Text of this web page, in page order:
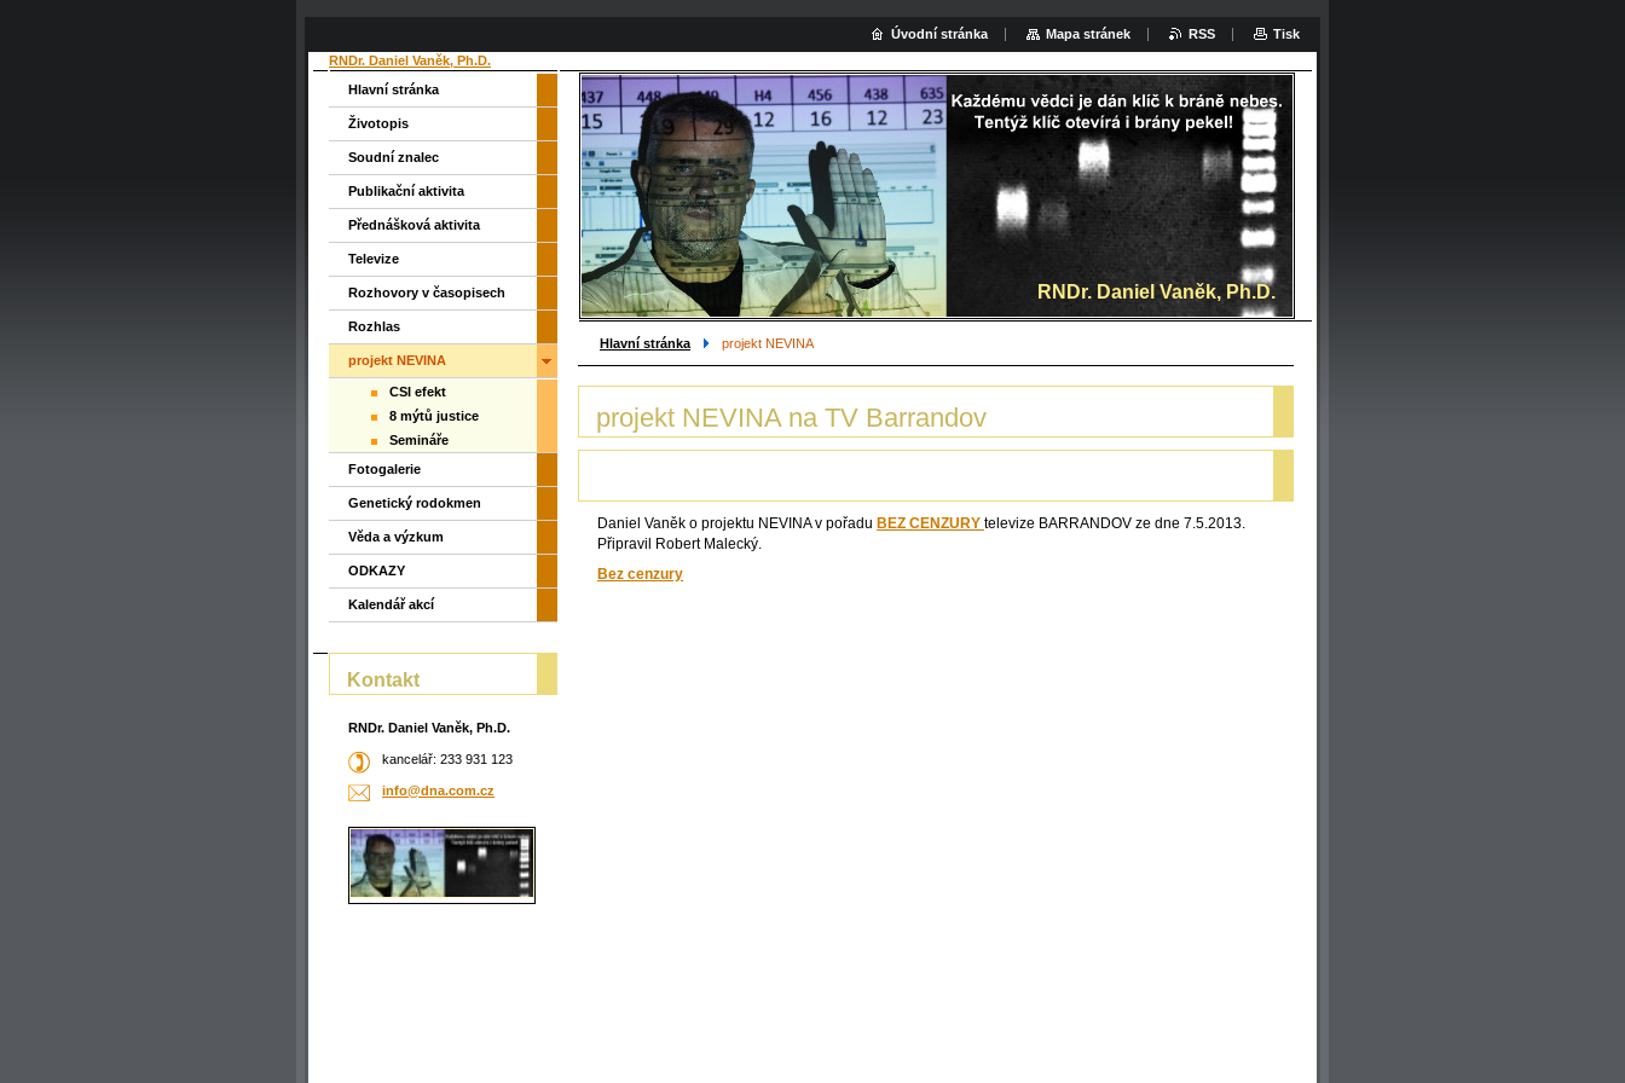
RNDr. Daniel Vaněk, Ph.D.
Hledat:
RNDr. Daniel Vaněk, Ph.D.
Hlavní stránka projekt NEVINA
projekt NEVINA na TV Barrandov
Daniel Vaněk o projektu NEVINA v pořadu BEZ CENZURY televize BARRANDOV ze dne 7.5.2013.
Připravil Robert Malecký.
Bez cenzury
Hlavní stránka
Životopis
Soudní znalec
Publikační aktivita
Přednášková aktivita
Televize
Rozhovory v časopisech
Rozhlas
projekt NEVINA
CSI efekt
8 mýtů justice
Semináře
Fotogalerie
Genetický rodokmen
Věda a výzkum
ODKAZY
Kalendář akcí
Kontakt
RNDr. Daniel Vaněk, Ph.D.
kancelář: 233 931 123
info@dna.com.cz
Úvodní stránka Mapa stránek RSS Tisk